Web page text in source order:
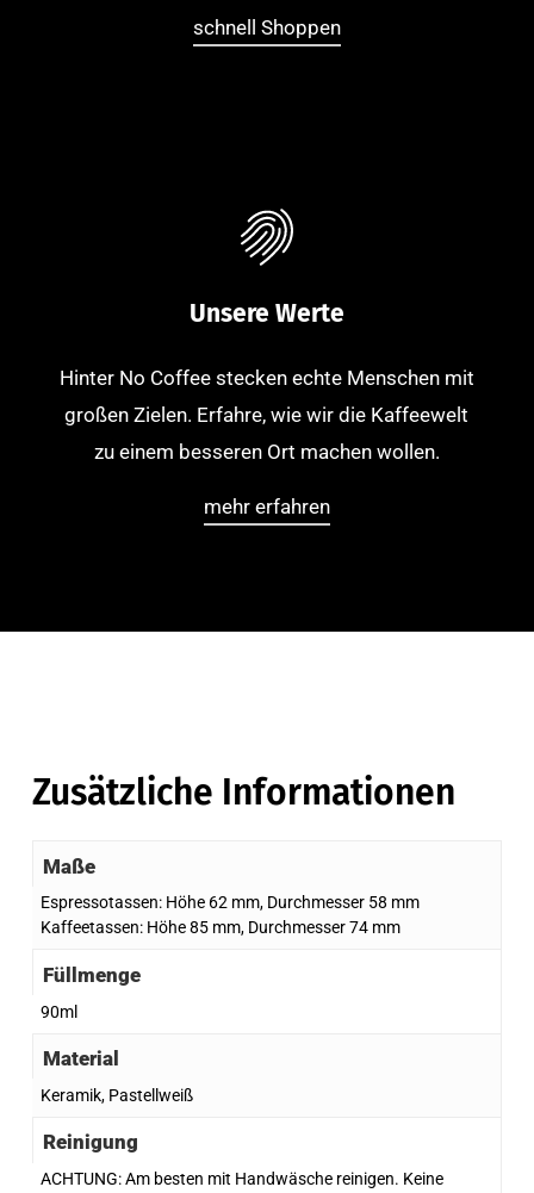
schnell Shoppen
Unsere Werte
Hinter No Coffee stecken echte Menschen mit
großen Zielen. Erfahre, wie wir die Kaffeewelt
zu einem besseren Ort machen wollen.
mehr erfahren
Zusätzliche Informationen
Maße
Espressotassen: Höhe 62 mm, Durchmesser 58 mm
Kaffeetassen: Höhe 85 mm, Durchmesser 74 mm
Füllmenge
90ml
Material
Keramik, Pastellweiß
Reinigung
ACHTUNG: Am besten mit Handwäsche reinigen. Keine